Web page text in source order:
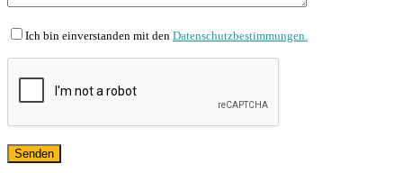
Ich bin einverstanden mit den Datenschutzbestimmungen.